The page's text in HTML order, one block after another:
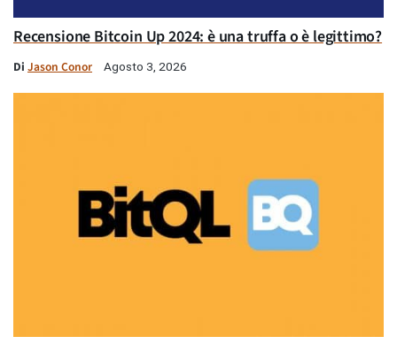
Recensione Bitcoin Up 2024: è una truffa o è legittimo?
Di Jason Conor Agosto 3, 2026